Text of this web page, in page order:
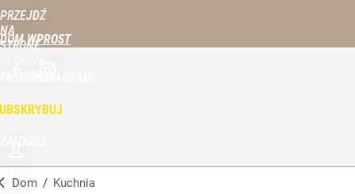
PRZEJDŹ
NA
STRONĘ
DOM WPROST
Dom / Kuchnia